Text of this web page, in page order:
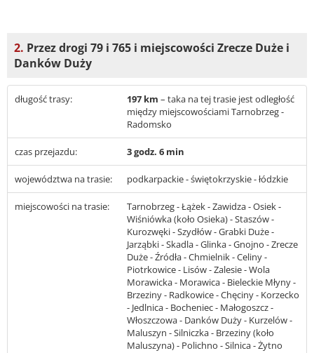
2. Przez drogi 79 i 765 i miejscowości Zrecze Duże i
Danków Duży
długość trasy: 197 km – taka na tej trasie jest odległość
między miejscowościami Tarnobrzeg -
Radomsko
czas przejazdu: 3 godz. 6 min
województwa na trasie: podkarpackie - świętokrzyskie - łódzkie
miejscowości na trasie:
Tarnobrzeg - Łążek - Zawidza - Osiek -
Wiśniówka (koło Osieka) - Staszów -
Kurozwęki - Szydłów - Grabki Duże -
Jarząbki - Skadla - Glinka - Gnojno - Zrecze
Duże - Źródła - Chmielnik - Celiny -
Piotrkowice - Lisów - Zalesie - Wola
Morawicka - Morawica - Bieleckie Młyny -
Brzeziny - Radkowice - Chęciny - Korzecko
- Jedlnica - Bocheniec - Małogoszcz -
Włoszczowa - Danków Duży - Kurzelów -
Maluszyn - Silniczka - Brzeziny (koło
Maluszyna) - Polichno - Silnica - Żytno